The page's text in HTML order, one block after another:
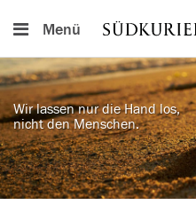
Menü
Wir lassen nur die Hand los,
nicht den Menschen.